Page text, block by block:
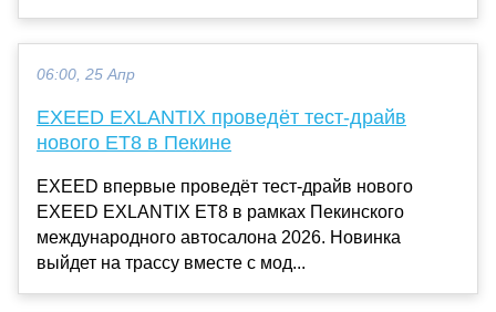
06:00, 25 Апр
EXEED EXLANTIX проведёт тест-драйв
нового ET8 в Пекине
EXEED впервые проведёт тест-драйв нового
EXEED EXLANTIX ET8 в рамках Пекинского
международного автосалона 2026. Новинка
выйдет на трассу вместе с мод...